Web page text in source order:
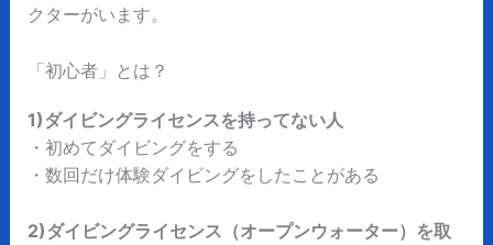
クターがいます。
「初心者」とは？
1)ダイビングライセンスを持ってない人
・初めてダイビングをする
・数回だけ体験ダイビングをしたことがある
2)ダイビングライセンス（オープンウォーター）を取